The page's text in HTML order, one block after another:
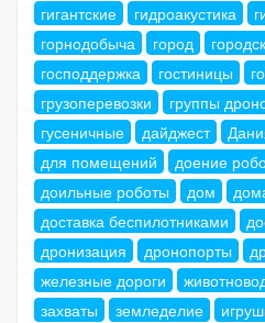
гигантские
гидроакустика
горнодобыча
город
господдержка
гостиницы
грузоперевозки
группы
гусеничные
дайджест
для помещений
доение
доильные роботы
дом
доставка беспилотниками
дронизация
дронопорты
железные дороги
захваты
земледелие